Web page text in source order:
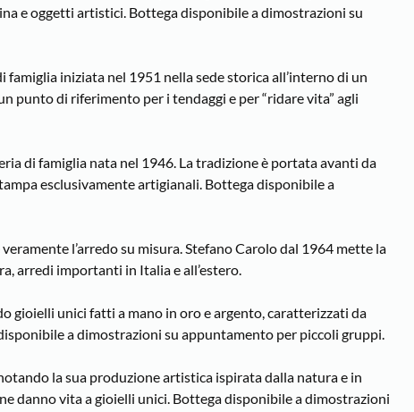
e oggetti artistici. Bottega disponibile a dimostrazioni su
iniziata nel 1951 nella sede storica all’interno di un
punto di riferimento per i tendaggi e per “ridare vita” agli
di famiglia nata nel 1946. La tradizione è portata avanti da
esclusivamente artigianali. Bottega disponibile a
l’arredo su misura. Stefano Carolo dal 1964 mette la
arredi importanti in Italia e all’estero.
gioielli unici fatti a mano in oro e argento, caratterizzati da
a dimostrazioni su appuntamento per piccoli gruppi.
la sua produzione artistica ispirata dalla natura e in
danno vita a gioielli unici. Bottega disponibile a dimostrazioni